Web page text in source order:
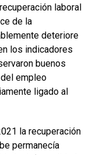
laboral
de la
deteriore
los indicadores
buenos
empleo
ligado al
la recuperación
permanecía